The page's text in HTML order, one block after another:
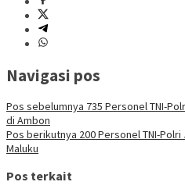
Navigasi pos
Pos sebelumnya 735 Personel TNI-
di Ambon
Pos berikutnya 200 Personel TNI-
Maluku
Pos terkait